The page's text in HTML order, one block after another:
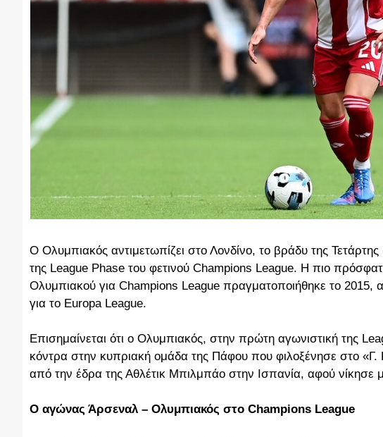
Ο Ολυμπιακός αντιμετωπίζει στο Λονδίνο, το βράδυ της
της League Phase του φετινού Champions League. Η πιο
Ολυμπιακού για Champions League πραγματοποιήθηκε το 2015,
για το Europa League.
Επισημαίνεται ότι ο Ολυμπιακός, στην πρώτη αγωνιστική της
κόντρα στην κυπριακή ομάδα της Πάφου που φιλοξένησε στο
από την έδρα της Αθλέτικ Μπιλμπάο στην Ισπανία, αφού νίκησε
Ο αγώνας Άρσεναλ – Ολυμπιακός στο Champions League